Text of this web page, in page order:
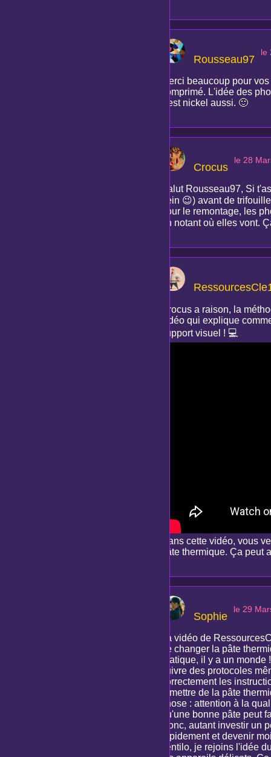
Rousseau97
le
Merci beaucoup pour
comprimé. L'idée des
c'est nickel aussi. 🙂
Crocus
le 28
Salut Rousseau97, Si
hein 😉) avant de
pour le remontage, les
en notant où elles vont.
Crocus a raison, la
vidéo qui explique
support visuel ! 💻
Dans cette vidéo, vous
pâte thermique. Ça
Sophie
le 29
La vidéo de
de changer la pâte
pratique, il y a un
suivre des protocoles
correctement les
remettre de la pâte
chose : attention à la
qu'une bonne pâte peut
Donc, autant investir un
rapidement et devenir
ventilo, je rejoins l'idée